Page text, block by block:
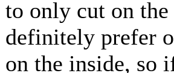
to only cut on
definitely prefer
on the inside, so